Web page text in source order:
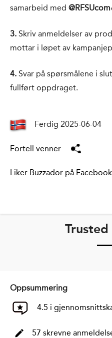
samarbeid med @RFSUcom
3. Skriv anmeldelser av
mottar i løpet av
4. Svar på spørsmålene i
fullført oppdraget.
Ferdig 2025-06-04
Fortell venner
Liker Buzzador på Facebook
Trusted
Oppsummering
4.5 i
57 skrevne